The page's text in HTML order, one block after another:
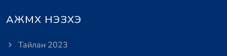
АЖМХ НЭЗХЭ
Тайлан 2023